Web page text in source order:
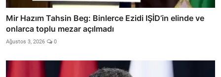
Mir Hazım Tahsin Beg: Binlerce Ezidi IŞİD’in elinde ve
onlarca toplu mezar açılmadı
Ağustos 3, 2026 0